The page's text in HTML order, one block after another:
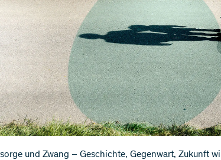
und Zwang – Geschichte, Gegenwart, Zukunft will